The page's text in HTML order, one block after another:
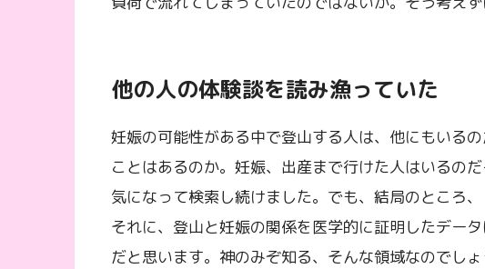
他の人の体験談を読み漁っていた
妊娠の可能性がある中で登山する人は、他にもいる
ことはあるのか。妊娠、出産まで行けた人はいるのだ
気になって検索し続けました。でも、結局のところ、
それに、登山と妊娠の関係を医学的に証明したデー
だと思います。神のみぞ知る、そんな領域なのでし